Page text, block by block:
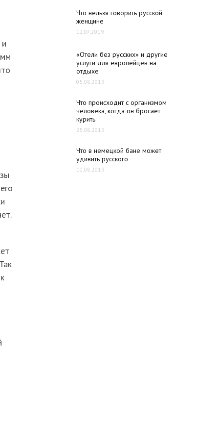
Что нельзя говорить русской
женщине
12.07.2019
«Отели без русских» и другие
услуги для европейцев на
отдыхе
05.08.2019
Что происходит с организмом
человека, когда он бросает
курить
25.08.2019
Что в немецкой бане может
удивить русского
10.08.2019